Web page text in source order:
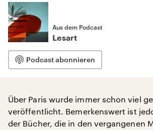
Aus dem Podcast
Lesart
Podcast abonnieren
Über Paris wurde immer schon viel
veröffentlicht. Bemerkenswert ist
der Bücher, die in den vergangenen